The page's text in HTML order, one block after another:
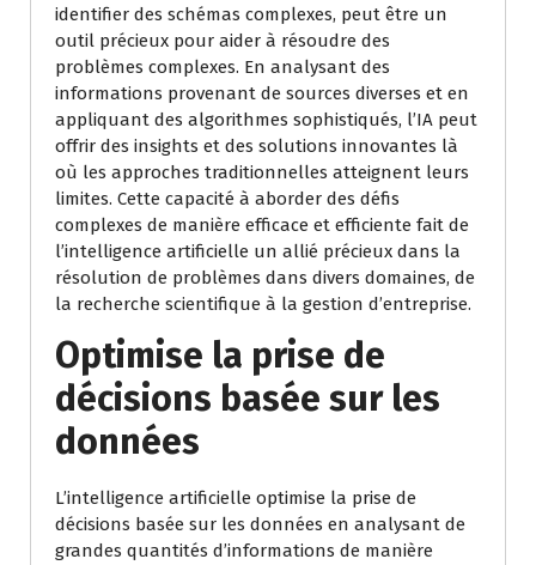
identifier des schémas complexes, peut être un
outil précieux pour aider à résoudre des
problèmes complexes. En analysant des
informations provenant de sources diverses et en
appliquant des algorithmes sophistiqués, l’IA peut
offrir des insights et des solutions innovantes là
où les approches traditionnelles atteignent leurs
limites. Cette capacité à aborder des défis
complexes de manière efficace et efficiente fait de
l’intelligence artificielle un allié précieux dans la
résolution de problèmes dans divers domaines, de
la recherche scientifique à la gestion d’entreprise.
Optimise la prise de
décisions basée sur les
données
L’intelligence artificielle optimise la prise de
décisions basée sur les données en analysant de
grandes quantités d’informations de manière